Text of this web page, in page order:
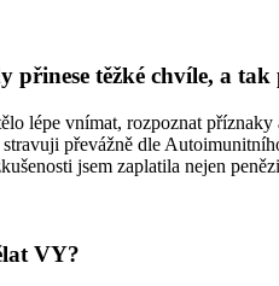
přinese těžké chvíle, a
lépe vnímat, rozpoznat
převážně dle
jsem zaplatila nejen
VY?